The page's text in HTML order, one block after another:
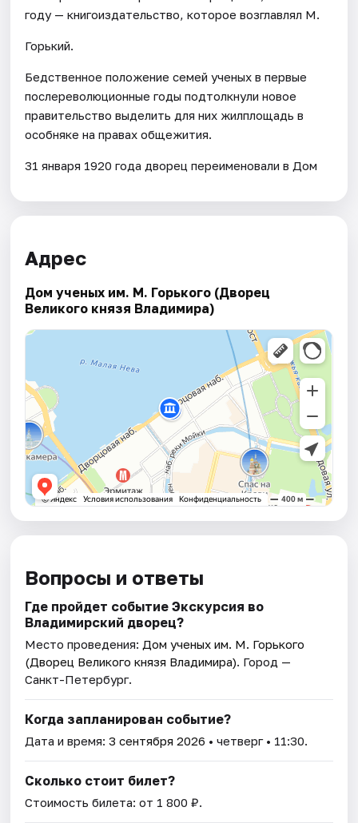
году — книгоиздательство, которое возглавлял М.
Горький.
Бедственное положение семей ученых в первые
послереволюционные годы подтолкнули новое
правительство выделить для них жилплощадь в
особняке на правах общежития.
31 января 1920 года дворец переименовали в Дом
Адрес
Дом ученых им. М. Горького (Дворец
Великого князя Владимира)
Вопросы и ответы
Где пройдет событие Экскурсия во
Владимирский дворец?
Место проведения: Дом ученых им. М. Горького
(Дворец Великого князя Владимира). Город —
Санкт-Петербург.
Когда запланирован событие?
Дата и время:3 сентября 2026 • четверг • 11:30.
Сколько стоит билет?
Стоимость билета: от 1 800 ₽.